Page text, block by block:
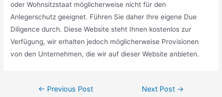
oder Wohnsitzstaat möglicherweise nicht für den
Anlegerschutz geeignet. Führen Sie daher Ihre eigene Due
Diligence durch. Diese Website steht Ihnen kostenlos zur
Verfügung, wir erhalten jedoch möglicherweise Provisionen
von den Unternehmen, die wir auf dieser Website anbieten.
Post← Previous Post Next Post →